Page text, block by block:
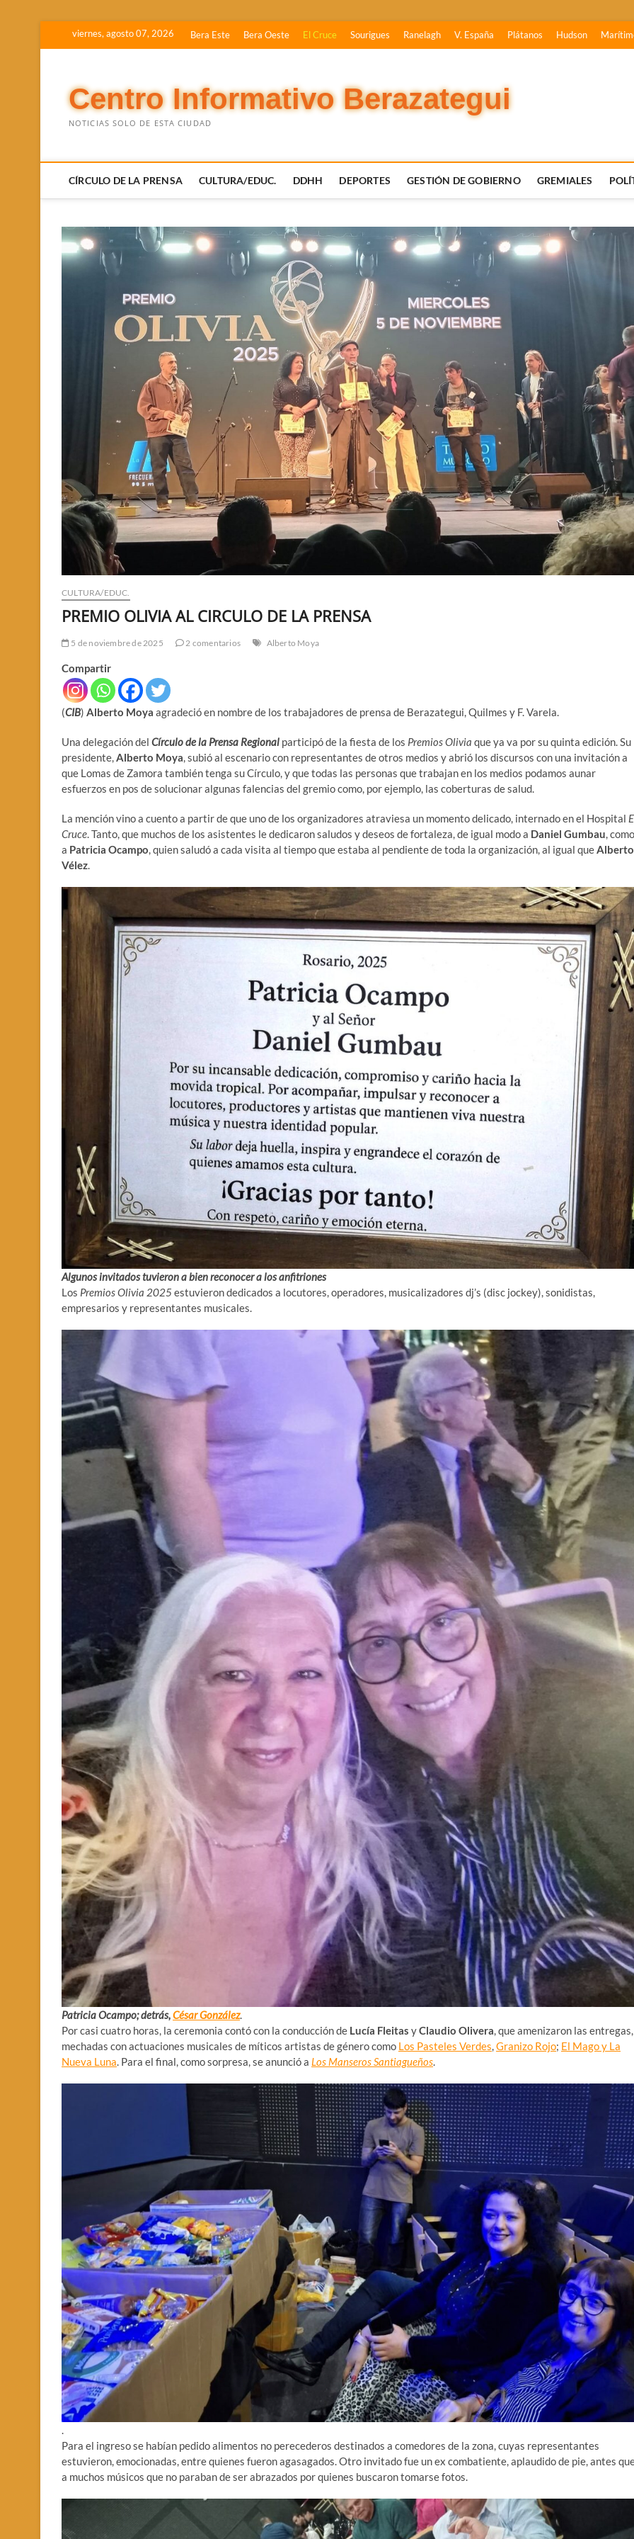
viernes, agosto 07, 2026 Bera Este Bera Oeste El Cruce Sourigues Ranelagh V. España Plátanos Hudson
Centro Informativo Berazategui
NOTICIAS SOLO DE ESTA CIUDAD
CÍRCULO DE LA PRENSA CULTURA/EDUC. DDHH DEPORTES GESTIÓN DE GOBIERNO GREMIALES
CULTURA/EDUC.
PREMIO OLIVIA AL CIRCULO DE LA PRENSA
5 de noviembre de 2025 2 comentarios Alberto Moya
Compartir
(CIB) Alberto Moya agradeció en nombre de los trabajadores de prensa de Berazategui, Quilmes y F. Varela.
Una delegación del Círculo de la Prensa Regional participó de la fiesta de los Premios Olivia que ya va por su quinta edición. Su
presidente,Alberto Moya, subió al escenario con representantes de otros medios y abrió los discursos con una invitación a
que Lomas de Zamora también tenga su Círculo, y que todas las personas que trabajan en los medios podamos aunar
esfuerzos en pos de solucionar algunas falencias del gremio como, por ejemplo, las coberturas de salud.
La mención vino a cuento a partir de que uno de los organizadores atraviesa un momento delicado, internado en el Hospital
Cruce. Tanto, que muchos de los asistentes le dedicaron saludos y deseos de fortaleza, de igual modo a Daniel Gumbau, como
a Patricia Ocampo, quien saludó a cada visita al tiempo que estaba al pendiente de toda la organización, al igual queAlberto
Vélez.
Algunos invitados tuvieron a bien reconocer a los anfitriones
Los Premios Olivia 2025 estuvieron dedicados a locutores, operadores, musicalizadores dj’s (disc jockey), sonidistas,
empresarios y representantes musicales.
Patricia Ocampo; detrás,César González.
Por casi cuatro horas, la ceremonia contó con la conducción de Lucía Fleitas yClaudio Olivera, que amenizaron las entregas,
mechadas con actuaciones musicales de míticos artistas de género como Los Pasteles Verdes,Granizo Rojo; El Mago y La
Nueva Luna. Para el final, como sorpresa, se anunció a Los Manseros Santiagueños.
.
Para el ingreso se habían pedido alimentos no perecederos destinados a comedores de la zona, cuyas representantes
estuvieron, emocionadas, entre quienes fueron agasagados. Otro invitado fue un ex combatiente, aplaudido de pie, antes
a muchos músicos que no paraban de ser abrazados por quienes buscaron tomarse fotos.